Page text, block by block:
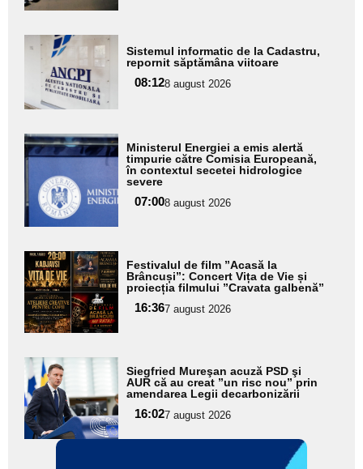
Adaugă
aici textul
pentru
subtitlu
Sistemul informatic de la Cadastru,
repornit săptămâna viitoare
08:128 august 2026
Adaugă
aici textul
pentru
subtitlu
Ministerul Energiei a emis alertă
timpurie către Comisia Europeană,
în contextul secetei hidrologice
severe
07:008 august 2026
Adaugă
aici textul
pentru
subtitlu
Festivalul de film ”Acasă la
Brâncuși”: Concert Vița de Vie și
proiecția filmului ”Cravata galbenă”
16:367 august 2026
Adaugă
aici textul
pentru
subtitlu
Siegfried Mureşan acuză PSD şi
AUR că au creat ”un risc nou” prin
amendarea Legii decarbonizării
16:027 august 2026